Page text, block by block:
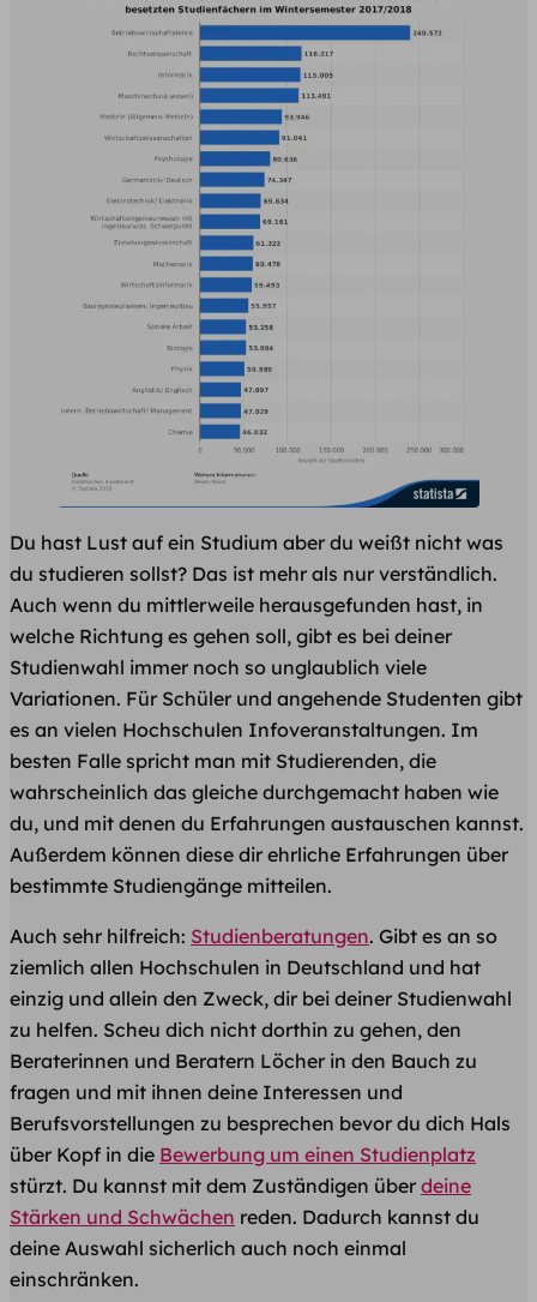
Du hast Lust auf ein Studium aber du weißt nicht was
du studieren sollst? Das ist mehr als nur verständlich.
Auch wenn du mittlerweile herausgefunden hast, in
welche Richtung es gehen soll, gibt es bei deiner
Studienwahl immer noch so unglaublich viele
Variationen. Für Schüler und angehende Studenten gibt
es an vielen Hochschulen Infoveranstaltungen. Im
besten Falle spricht man mit Studierenden, die
wahrscheinlich das gleiche durchgemacht haben wie
du, und mit denen du Erfahrungen austauschen kannst.
Außerdem können diese dir ehrliche Erfahrungen über
bestimmte Studiengänge mitteilen.
Auch sehr hilfreich: Studienberatungen. Gibt es an so
ziemlich allen Hochschulen in Deutschland und hat
einzig und allein den Zweck, dir bei deiner Studienwahl
zu helfen. Scheu dich nicht dorthin zu gehen, den
Beraterinnen und Beratern Löcher in den Bauch zu
fragen und mit ihnen deine Interessen und
Berufsvorstellungen zu besprechen bevor du dich Hals
über Kopf in die Bewerbung um einen Studienplatz
stürzt. Du kannst mit dem Zuständigen über deine
Stärken und Schwächen reden. Dadurch kannst du
deine Auswahl sicherlich auch noch einmal
einschränken.